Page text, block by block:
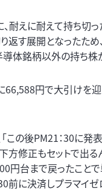
耐えに耐えて持ち切
返す展開となったた
体銘柄以外の持ち株
66,588円で大引けを
この後PM21：30に
修正もセットで出る
円台まで戻ったこと
前に決済しプラマイゼ